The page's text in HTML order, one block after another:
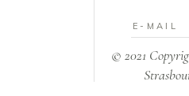
© 2021